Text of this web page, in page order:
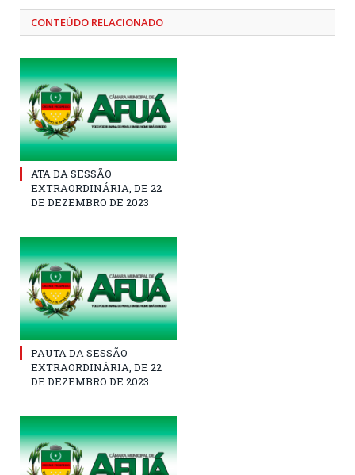
CONTEÚDO RELACIONADO
ATA DA SESSÃO
EXTRAORDINÁRIA, DE 22
DE DEZEMBRO DE 2023
PAUTA DA SESSÃO
EXTRAORDINÁRIA, DE 22
DE DEZEMBRO DE 2023